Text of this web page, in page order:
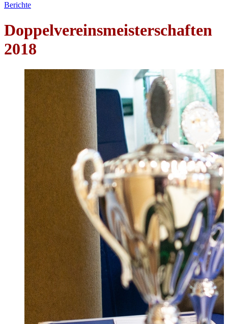
Berichte
Doppelvereinsmeisterschaften
2018